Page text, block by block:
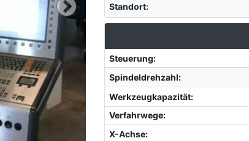
Standort:
Steuerung:
Spindeldrehzahl:
Werkzeugkapazität:
Verfahrwege:
X-Achse: